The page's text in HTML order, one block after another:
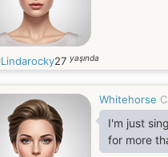
Lindarocky27 yaşında
Whitehorse
I'm just
for more